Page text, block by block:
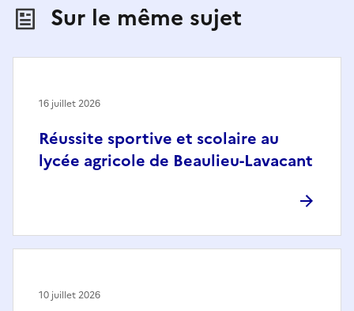
Sur le même sujet
Réussite sportive et scolaire au
lycée agricole de Beaulieu-Lavacant
16 juillet 2026
10 juillet 2026